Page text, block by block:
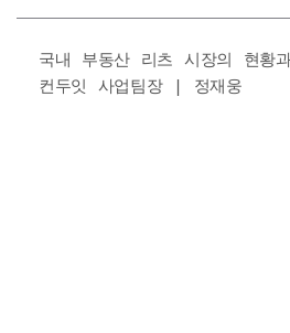
국내 부동산 리츠 시장의 현황
컨두잇 사업팀장 | 정재웅